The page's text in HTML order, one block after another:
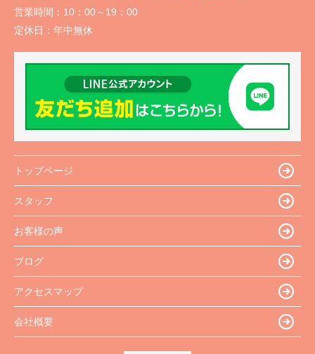
営業時間： 10：00～19：00
定休日： 年中無休
トップページ
スタッフ
お客様の声
ブログ
アクセスマップ
会社概要